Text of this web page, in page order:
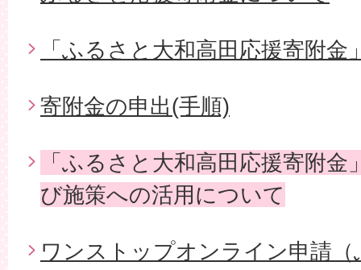
「ふるさと大和高田応援寄附金
寄附金の申出(手順)
「ふるさと大和高田応援寄附
び施策への活用について
ワンストップオンライン申請